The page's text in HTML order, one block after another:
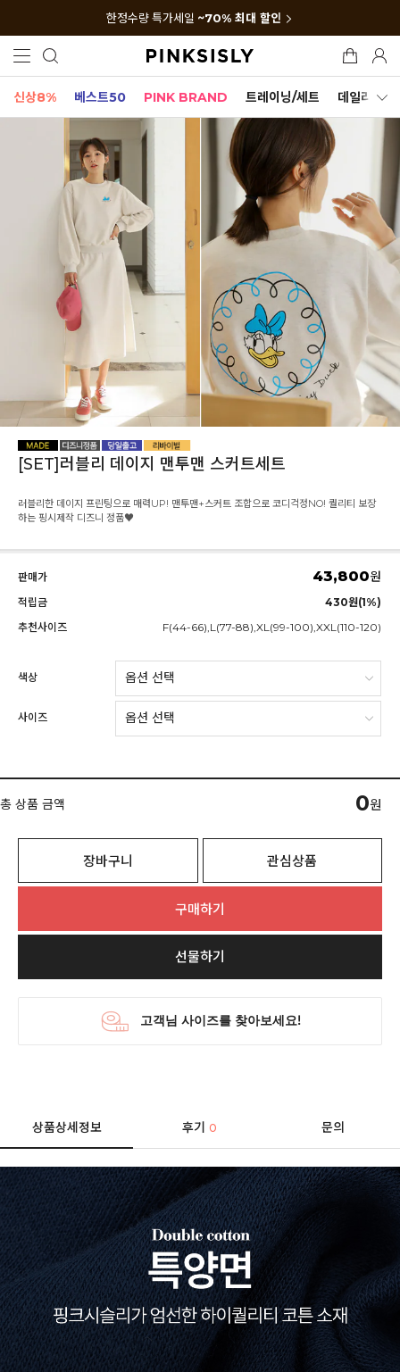
한정수량 특가세일 ~70% 최대 할인
신상8% 베스트50 PINK BRAND 트레이닝/세트 데일리세트
[SET]러블리 데이지 맨투맨 스커트세트
러블리한 데이지 프린팅으로 매력UP! 맨투맨+스커트 조합으로 코디걱정NO! 퀄리티 보장
하는 핑시제작 디즈니 정품♥
판매가 43,800원
적립금
430원(1%)
추천사이즈
F(44-66),L(77-88),XL(99-100),XXL(110-120)
색상
사이즈
총 상품 금액 0원
장바구니 관심상품
구매하기
선물하기
상품상세정보 후기0 문의